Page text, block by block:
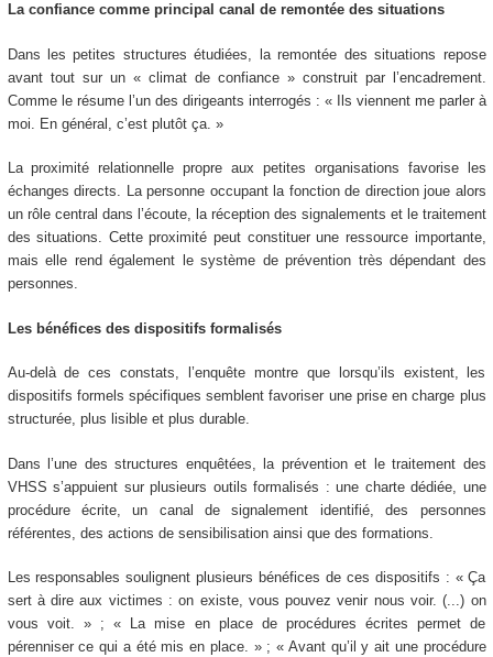
La confiance comme principal canal de remontée des situations
Dans les petites structures étudiées, la remontée des situations repose
avant tout sur un « climat de confiance » construit par l’encadrement.
Comme le résume l’un des dirigeants interrogés : « Ils viennent me parler à
moi. En général, c’est plutôt ça. »
La proximité relationnelle propre aux petites organisations favorise les
échanges directs. La personne occupant la fonction de direction joue alors
un rôle central dans l’écoute, la réception des signalements et le traitement
des situations. Cette proximité peut constituer une ressource importante,
mais elle rend également le système de prévention très dépendant des
personnes.
Les bénéfices des dispositifs formalisés
Au-delà de ces constats, l’enquête montre que lorsqu’ils existent, les
dispositifs formels spécifiques semblent favoriser une prise en charge plus
structurée, plus lisible et plus durable.
Dans l’une des structures enquêtées, la prévention et le traitement des
VHSS s’appuient sur plusieurs outils formalisés : une charte dédiée, une
procédure écrite, un canal de signalement identifié, des personnes
référentes, des actions de sensibilisation ainsi que des formations.
Les responsables soulignent plusieurs bénéfices de ces dispositifs : « Ça
sert à dire aux victimes : on existe, vous pouvez venir nous voir. (...) on
vous voit. » ; « La mise en place de procédures écrites permet de
pérenniser ce qui a été mis en place. » ; « Avant qu’il y ait une procédure